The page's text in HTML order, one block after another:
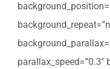
parallax_speed=”0.3″